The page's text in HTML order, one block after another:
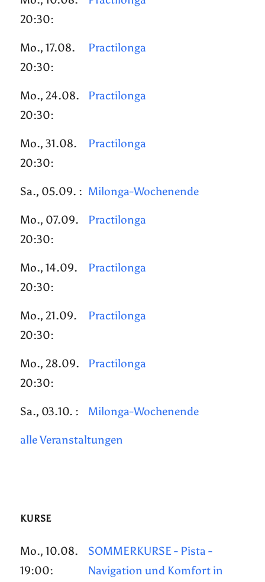
20:30:
Mo., 17.08.
20:30:
Practilonga
Mo., 24.08.
20:30:
Practilonga
Mo., 31.08.
20:30:
Practilonga
Sa., 05.09. : Milonga-Wochenende
Mo., 07.09.
20:30:
Practilonga
Mo., 14.09.
20:30:
Practilonga
Mo., 21.09.
20:30:
Practilonga
Mo., 28.09.
20:30:
Practilonga
Sa., 03.10. : Milonga-Wochenende
alle Veranstaltungen
KURSE
Mo., 10.08.
19:00:
SOMMERKURSE - Pista -
Navigation und Komfort in